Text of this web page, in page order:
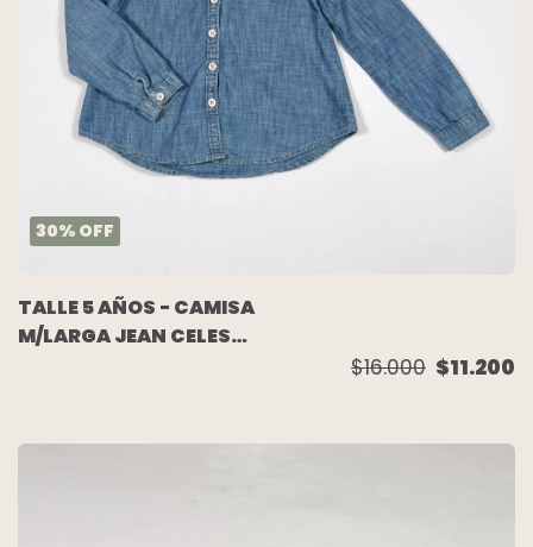
30% OFF
TALLE 5 AÑOS - CAMISA
M/LARGA JEAN CELESTE
$16.000 $11.200